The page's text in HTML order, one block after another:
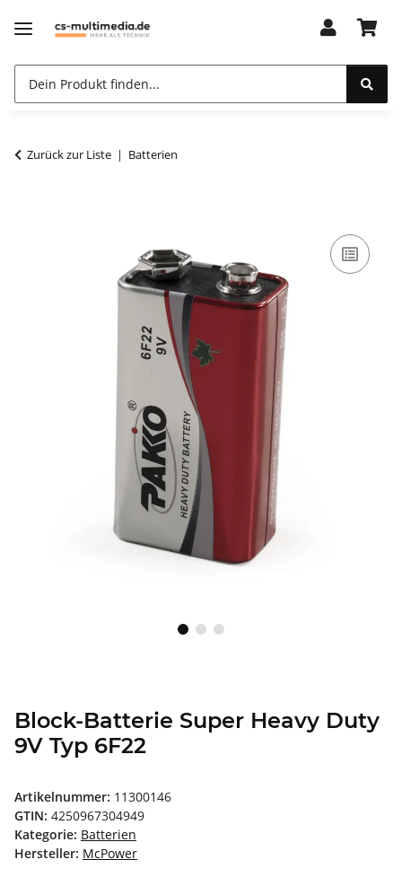
Zurück zur Liste Batterien
Block-Batterie Super Heavy Duty
9V Typ 6F22
Artikelnummer: 11300146
GTIN: 4250967304949
Kategorie: Batterien
Hersteller: McPower